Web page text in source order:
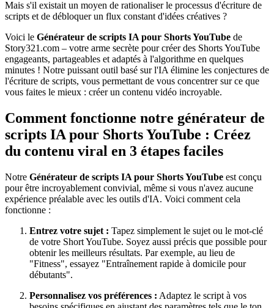
Mais s'il existait un moyen de rationaliser le processus d'écriture de
scripts et de débloquer un flux constant d'idées créatives ?
Voici le Générateur de scripts IA pour Shorts YouTube de
Story321.com – votre arme secrète pour créer des Shorts YouTube
engageants, partageables et adaptés à l'algorithme en quelques
minutes ! Notre puissant outil basé sur l'IA élimine les conjectures de
l'écriture de scripts, vous permettant de vous concentrer sur ce que
vous faites le mieux : créer un contenu vidéo incroyable.
Comment fonctionne notre générateur de
scripts IA pour Shorts YouTube : Créez
du contenu viral en 3 étapes faciles
Notre Générateur de scripts IA pour Shorts YouTube est conçu
pour être incroyablement convivial, même si vous n'avez aucune
expérience préalable avec les outils d'IA. Voici comment cela
fonctionne :
Entrez votre sujet : Tapez simplement le sujet ou le mot-clé
de votre Short YouTube. Soyez aussi précis que possible pour
obtenir les meilleurs résultats. Par exemple, au lieu de
"Fitness", essayez "Entraînement rapide à domicile pour
débutants".
Personnalisez vos préférences : Adaptez le script à vos